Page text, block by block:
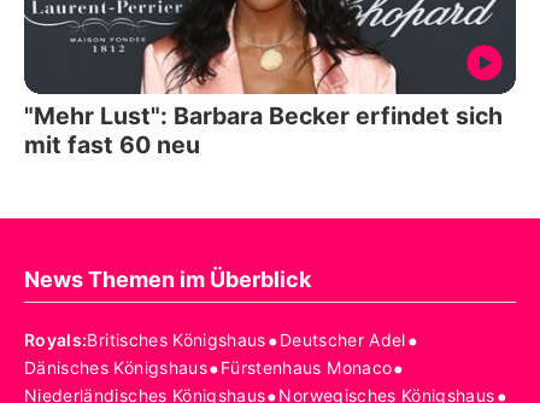
"Mehr Lust": Barbara Becker erfindet sich
mit fast 60 neu
News Themen im Überblick
Royals:Britisches Königshaus•Deutscher Adel•
Dänisches Königshaus•Fürstenhaus Monaco•
Niederländisches Königshaus•Norwegisches Königshaus•